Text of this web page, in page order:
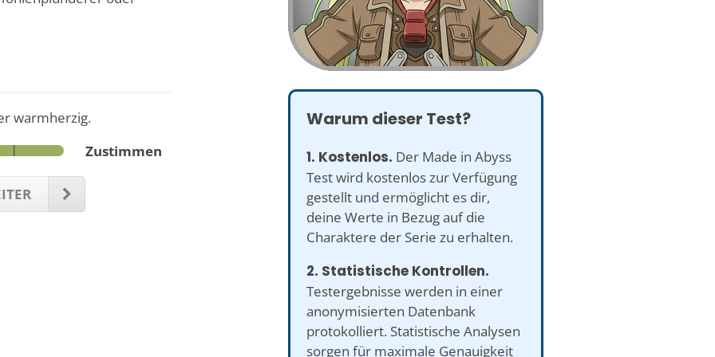
warmherzig.
Zustimmen
Warum dieser Test?
1. Kostenlos. Der Made in Abyss
Test wird kostenlos zur Verfügung
gestellt und ermöglicht es dir,
deine Werte in Bezug auf die
Charaktere der Serie zu erhalten.
2. Statistische Kontrollen.
Testergebnisse werden in einer
anonymisierten Datenbank
protokolliert. Statistische Analysen
sorgen für maximale Genauigkeit